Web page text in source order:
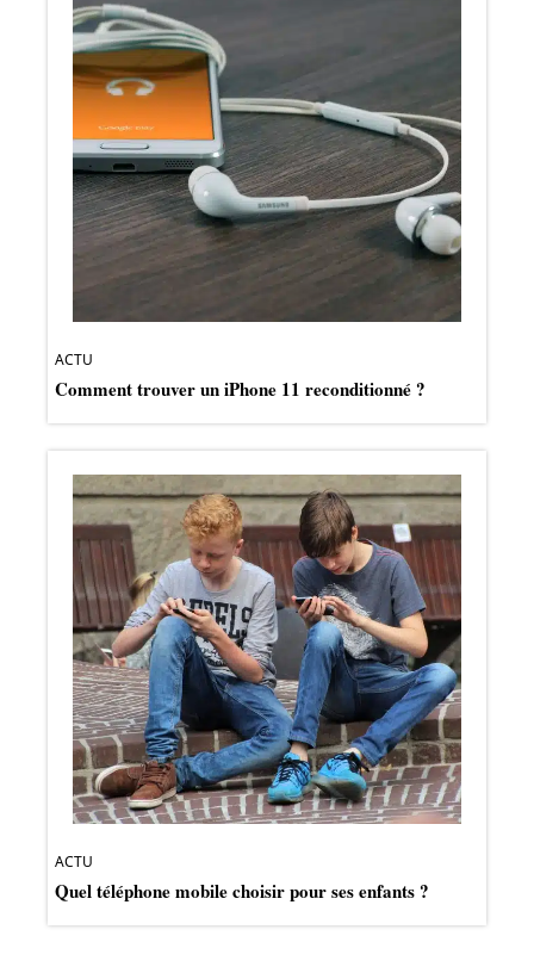
ACTU
Comment trouver un iPhone 11 reconditionné ?
ACTU
Quel téléphone mobile choisir pour ses enfants ?